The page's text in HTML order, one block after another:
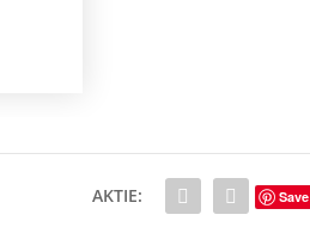
AKTIE: Save